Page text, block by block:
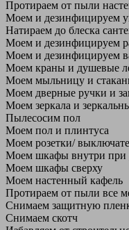
Протираем от пыли
Моем и дезинфицируем
Натираем до блеска
Моем и дезинфицируем
Моем и дезинфицируем
Моем краны и душевые
Моем мыльницу и
Моем дверные ручки и
Моем зеркала и
Пылесосим пол
Моем пол и плинтуса
Моем розетки/
Моем шкафы внутри при
Моем шкафы сверху
Моем настенный кафель
Протираем от пыли все
Снимаем защитную
Снимаем скотч